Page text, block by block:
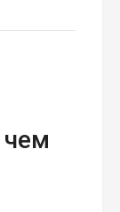
чем